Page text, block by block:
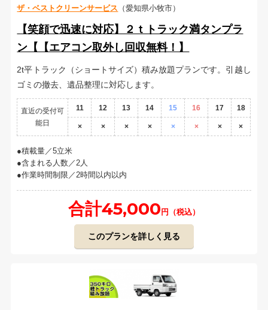
ザ・ベストクリーンサービス （愛知県小牧市）
【笑顔で迅速に対応】２ｔトラック満タンプラ
ン【【エアコン取外し回収無料！】
2t平トラック（ショートサイズ）積み放題プランです。引越し
ゴミの撤去、遺品整理に対応します。
直近の受付可
能日
11 12 13 14 15 16 17 18
× × × × × × × ×
積載量／5立米
含まれる人数／2人
作業時間制限／2時間以内以内
合計45,000 円（税込）
このプランを詳しく見る